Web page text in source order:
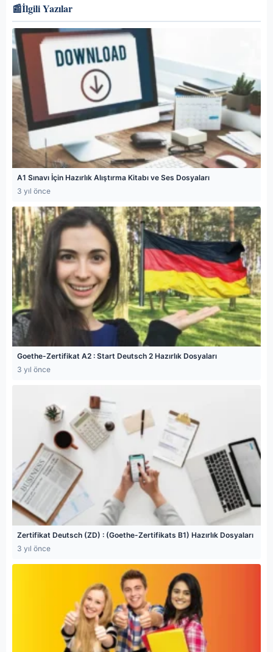
📰İlgili Yazılar
A1 Sınavı İçin Hazırlık Alıştırma Kitabı ve Ses Dosyaları
3 yıl önce
Goethe-Zertifikat A2 : Start Deutsch 2 Hazırlık Dosyaları
3 yıl önce
Zertifikat Deutsch (ZD) : (Goethe-Zertifikats B1) Hazırlık Dosyaları
3 yıl önce